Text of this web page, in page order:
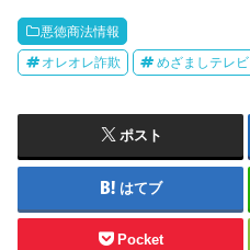
悪徳商法情報
オレオレ詐欺 めざましテレビ
ポスト
はてブ
Pocket